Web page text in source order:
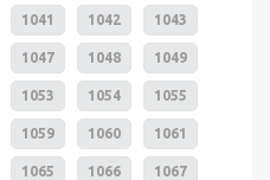
1041 1042 1043
1047 1048 1049
1053 1054 1055
1059 1060 1061
1065 1066 1067